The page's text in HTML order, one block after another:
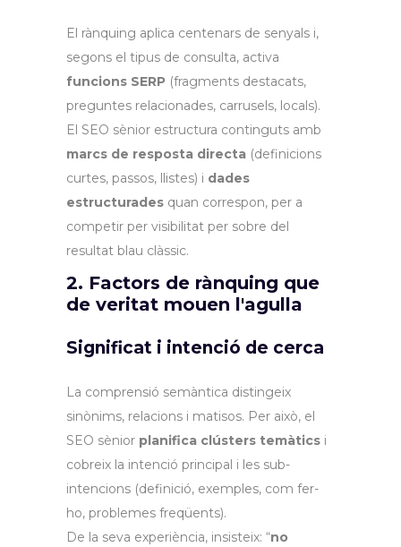
El rànquing aplica centenars de senyals i,
segons el tipus de consulta, activa
funcions SERP (fragments destacats,
preguntes relacionades, carrusels, locals).
El SEO sènior estructura continguts amb
marcs de resposta directa (definicions
curtes, passos, llistes) i dades
estructurades quan correspon, per a
competir per visibilitat per sobre del
resultat blau clàssic.
2. Factors de rànquing que
de veritat mouen l'agulla
Significat i intenció de cerca
La comprensió semàntica distingeix
sinònims, relacions i matisos. Per això, el
SEO sènior planifica clústers temàtics i
cobreix la intenció principal i les sub-
intencions (definició, exemples, com fer-
ho, problemes freqüents).
De la seva experiència, insisteix: “no